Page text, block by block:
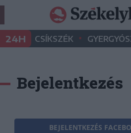
24H CSÍKSZÉK •
Bejelentkezés
BEJELENTKEZÉS